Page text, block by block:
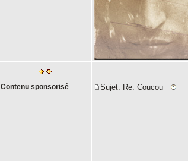
Contenu sponsorisé Sujet: Re: Coucou